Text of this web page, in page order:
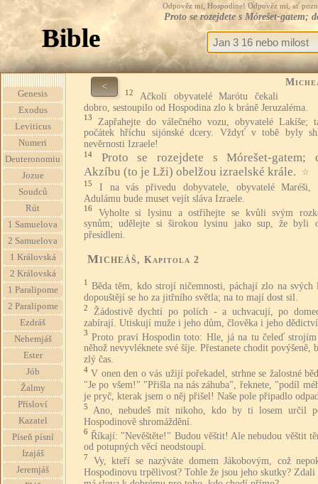
Odpověz mi, Hospodine! Odpověz mi, ať
Proto se rozejdete s Mórešet-gatem;
Bible
Genesis
Exodus
Leviticus
Numeri
Deuteronomiu
Jozue
Soudců
Rút
1 Samuelova
2 Samuelova
1 Královská
2 Královská
1 Paralipome
2 Paralipome
Ezdráš
Nehemjáš
Ester
Jób
Žalmy
Přísloví
Kazatel
Píseň písní
Izajáš
Jeremjáš
<
12
Ačkoli obyvatelé Marótu čekali
dobro, sestoupilo od Hospodina zlo k bráně Jeruzaléma.
13
Zapřahejte do válečného vozu, obyvatelé Lakíše;
počátek hříchu sijónské dcery. Vždyť v tobě byly
nevěrnosti Izraele!
14
Proto se rozejdete s Mórešet-gatem;
Akzíbu (to je Lži) obelžou izraelské krále.
☆
15
I na vás přivedu dobyvatele, obyvatelé Maréši,
Adulámu bude muset vejít sláva Izraele.
16
Vyholte si lysinu a ostříhejte se kvůli svým
synům; udělejte si širokou lysinu jako sup, že byli
přesídleni.
Micheáš, Kapitola 2
1
Běda těm, kdo strojí ničemnosti, páchají zlo na svých
dopouštějí se ho za jitřního světla; na to mají dost sil.
2
Žádostivě dychtí po polích - a uchvacují, po
zabírají. Utiskují muže i jeho dům, člověka i jeho
3 Proto praví Hospodin toto: Hle, já na tu čeleď
něhož nevyvléknete své šíje. Přestanete chodit povýšeně,
zlý čas.
4 V onen den o vás užijí pořekadel, strhne se žalostné
"Je po všem!" "Přišla na nás záhuba", řeknete, "podíl
je pryč, kterak jsem o něj přišel! Naše pole připadlo
5
Ano, nebudeš mít nikoho, kdo by ti losem určil
Hospodinově shromáždění.
6 Říkají: "Nevěštěte!" Budou věštit! Ale nebudou věštit
od potupných věcí neodstoupí.
7
Vy, kteří se nazýváte domem Jákobovým, což
Hospodinovu trpělivost? Tohle že jsou jeho skutky? Zdali